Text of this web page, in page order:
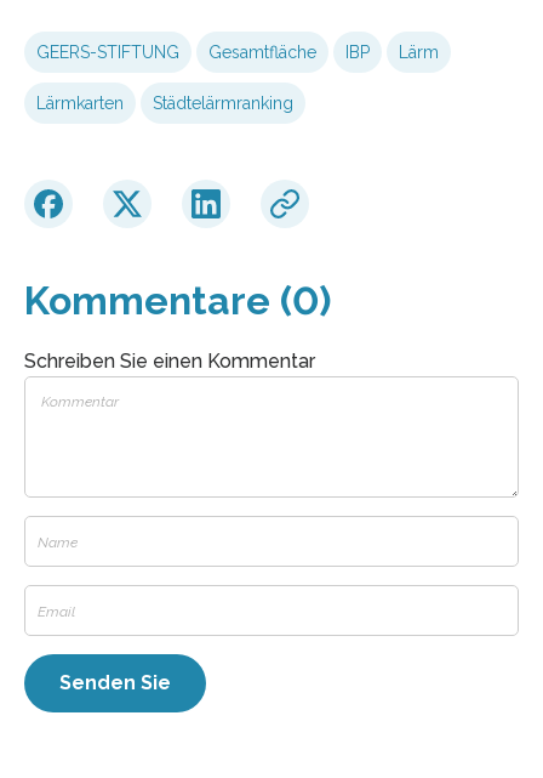
GEERS-STIFTUNG Gesamtfläche IBP Lärm
Lärmkarten Städtelärmranking
Kommentare (0)
Schreiben Sie einen Kommentar